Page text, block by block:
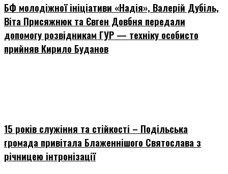
БФ молодіжної ініціативи «Надія», Валерій Дубіль,
Віта Присяжнюк та Євген Довбня передали
допомогу розвідникам ГУР — техніку особисто
прийняв Кирило Буданов
15 років служіння та стійкості – Подільська
громада привітала Блаженнішого Святослава з
річницею інтронізації